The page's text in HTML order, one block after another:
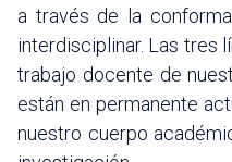
a través de la
interdisciplinar. Las tres
trabajo docente de
están en permanente
nuestro cuerpo